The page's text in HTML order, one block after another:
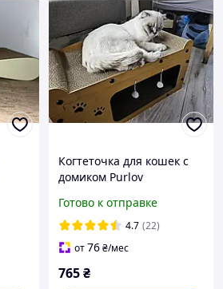
Когтеточка для кошек с
домиком Purlov
Готово к отправке
4.7 (22)
от76₴/мес
765₴